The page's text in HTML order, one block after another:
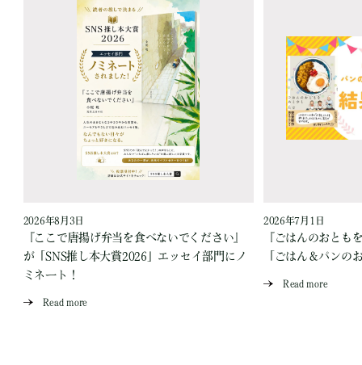
2026年8月3日
『ここで唐揚げ弁当を食べないでください』
が「SNS推し本大賞2026」エッセイ部門にノ
ミネート！
Read more
2026年7月1日
『ごはんのおとも
「ごはん＆パンの
Read more